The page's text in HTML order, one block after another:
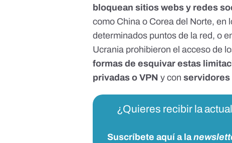
bloquean sitios webs y redes
como China o Corea del Norte, en
determinados puntos de la red,o
Ucrania prohibieron el acceso de
formas de esquivar estas
privadas o VPN y conservidores
¿Quieres recibir la
Suscríbete aquí a la